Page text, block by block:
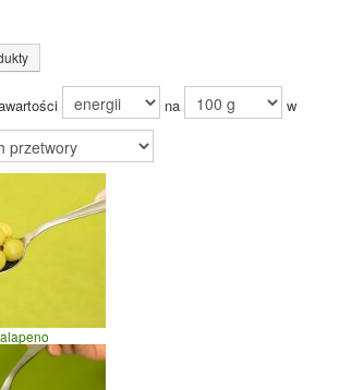
produktu
Węglowodany
(40%)
Pozostałe (60%)
39.6%
(1%)
Energia z
na w